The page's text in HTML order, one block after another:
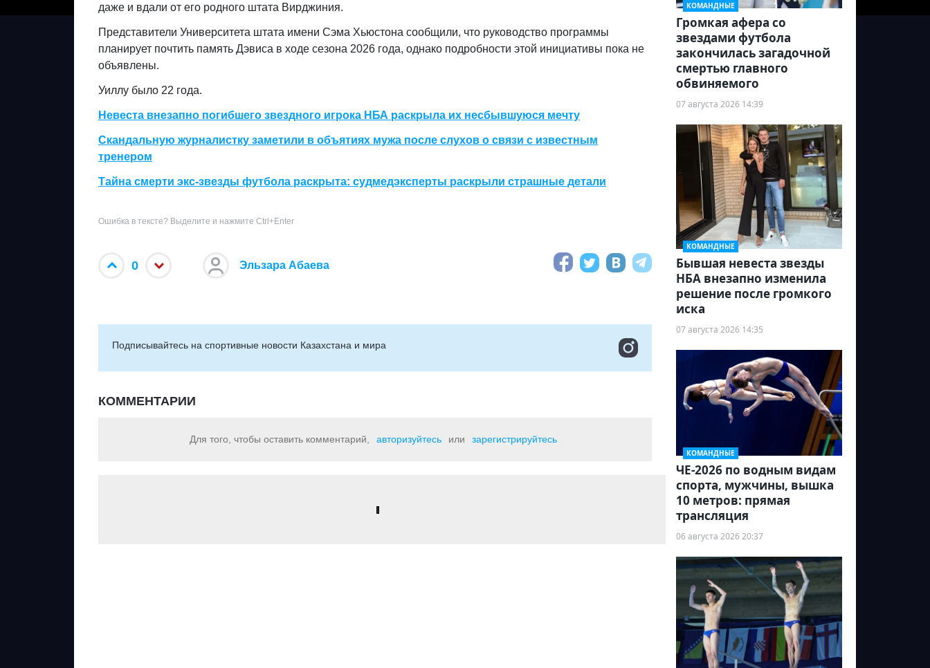
даже и вдали от его родного штата Вирджиния.
Представители Университета штата имени Сэма Хьюстона сообщили, что руководство программы
планирует почтить память Дэвиса в ходе сезона 2026 года, однако подробности этой инициативы пока не
объявлены.
Уиллу было 22 года.
Невеста внезапно погибшего звездного игрока НБА раскрыла их несбывшуюся мечту
Скандальную журналистку заметили в объятиях мужа после слухов о связи с известным
тренером
Тайна смерти экс-звезды футбола раскрыта: судмедэксперты раскрыли страшные детали
Ошибка в тексте? Выделите и нажмите Ctrl+Enter
0 Эльзара Абаева
Подписывайтесь на cпортивные новости Казахстана и мира
КОММЕНТАРИИ
Для того, чтобы оставить комментарий, авторизуйтесь или зарегистрируйтесь
КОМАНДНЫЕ
Громкая афера со
звездами футбола
закончилась загадочной
смертью главного
обвиняемого
07 августа 2026 14:39
КОМАНДНЫЕ
Бывшая невеста звезды
НБА внезапно изменила
решение после громкого
иска
07 августа 2026 14:35
КОМАНДНЫЕ
ЧЕ-2026 по водным видам
спорта, мужчины, вышка
10 метров: прямая
трансляция
06 августа 2026 20:37